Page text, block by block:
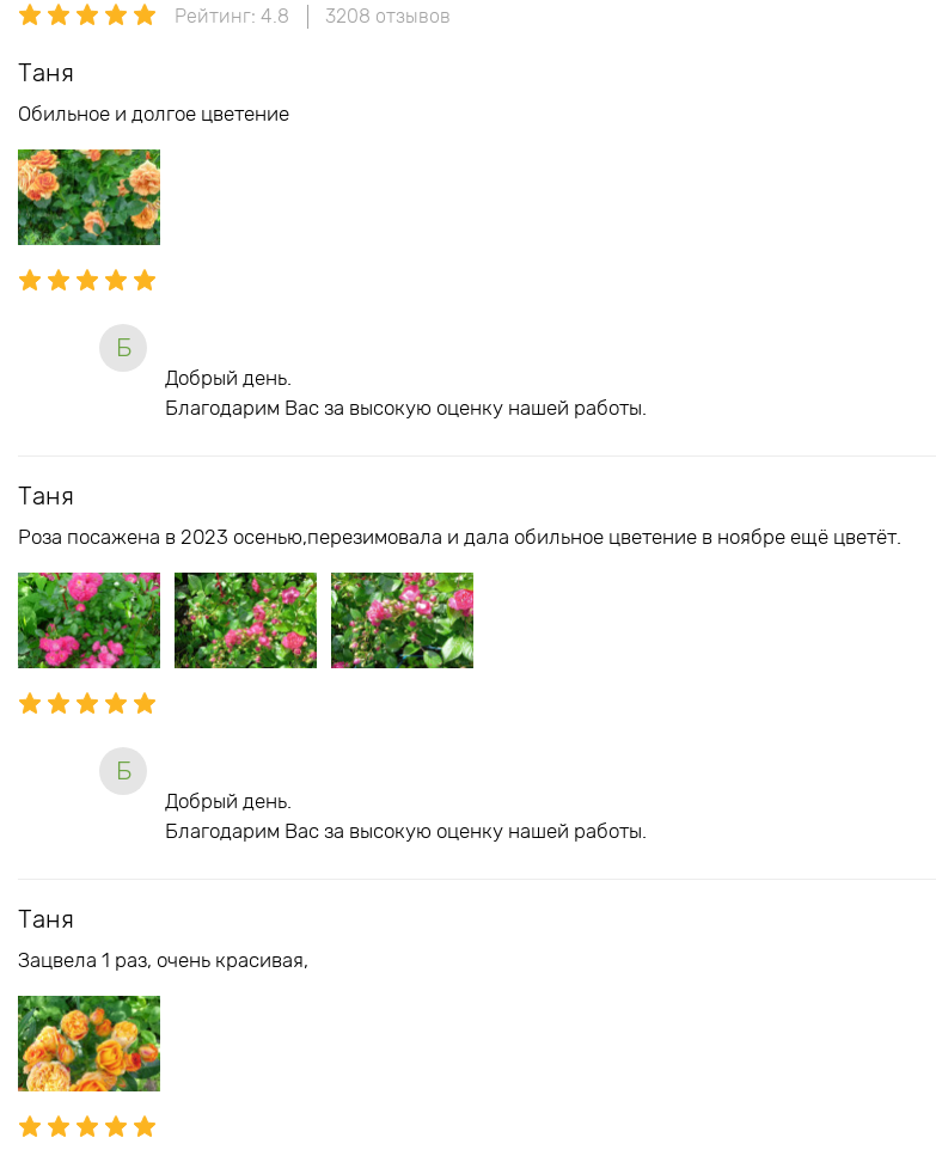
Рейтинг: 4.8 3208 отзывов
Таня
Обильное и долгое цветение
Б
Добрый день.
Благодарим Вас за высокую оценку нашей работы.
Таня
Роза посажена в 2023 осенью,перезимовала и дала обильное цветение в ноябре ещё цветёт.
Б
Добрый день.
Благодарим Вас за высокую оценку нашей работы.
Таня
Зацвела 1 раз, очень красивая,